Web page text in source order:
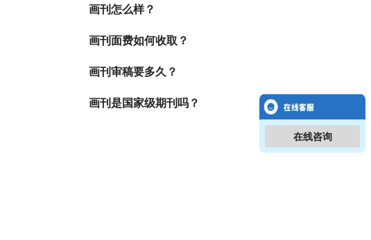
画刊怎么样？
画刊面费如何收取？
画刊审稿要多久？
画刊是国家级期刊吗？
在线咨询